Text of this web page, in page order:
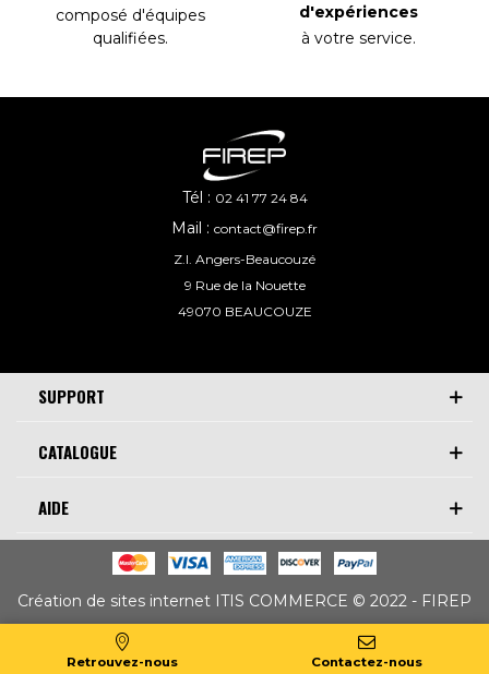
composé d'équipes
qualifiées.
d'expériences
à votre service.
AIDE
CATALOGUE
SUPPORT
Tél : 02 41 77 24 84
Mail : contact@firep.fr
Z.I. Angers-Beaucouzé
9 Rue de la Nouette
49070 BEAUCOUZE
Création de sites internet ITIS COMMERCE © 2022 - FIREP
Retrouvez-nous Contactez-nous